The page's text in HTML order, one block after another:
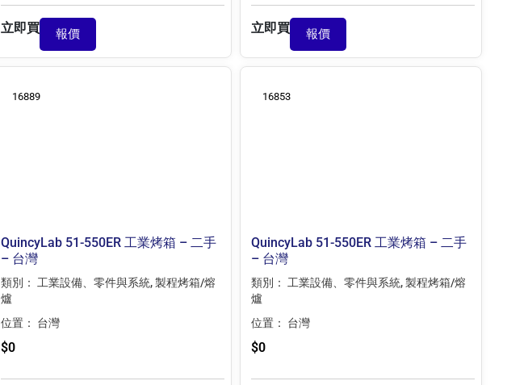
立即買 報價 立即買 報價
16889
QuincyLab 51-550ER 工業烤箱 – 二手
– 台灣
類別： 工業設備、零件與系統,製程烤箱/熔
爐
位置： 台灣
$0
16853
QuincyLab 51-550ER 工業烤箱 – 二手
– 台灣
類別： 工業設備、零件與系統,製程烤箱/熔
爐
位置： 台灣
$0